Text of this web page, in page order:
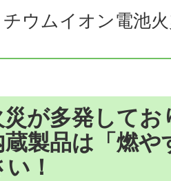
ウムイオン電池
災が多発して
製品は「燃
！